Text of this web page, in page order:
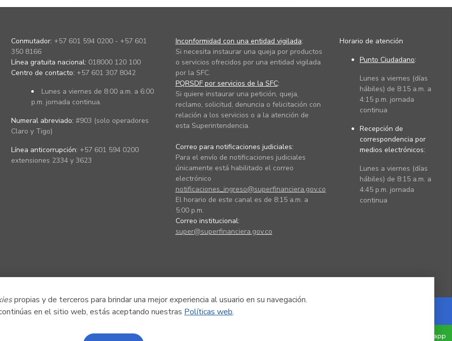
propias y de terceros para brindar una mejor experiencia al usuario en su navegación.
en el sitio web, estás aceptando nuestras Políticas web.
Conmutador: +57 601 594 0200 - +57 601
350 8166
Línea gratuita nacional: 018000 120 100
Centro de contacto: +57 601 307 8042
Lunes a viernes de 8:00 a.m. a 6:00
p.m. jornada continua.
Numeral abreviado: #903 (solo operadores
Claro y Tigo)
Línea anticorrupción: +57 601 594 0200
extensiones 2334 y 3623
Inconformidad con una entidad vigilada:
Si necesita instaurar una queja por productos
o servicios ofrecidos por una entidad vigilada
por la SFC.
PQRSDF por servicios de la SFC:
Si quiere instaurar una petición, queja,
reclamo, solicitud, denuncia o felicitación con
relación a los servicios o a la atención de
esta Superintendencia.
Correo para notificaciones judiciales:
Para el envío de notificaciones judiciales
únicamente está habilitado el correo
electrónico
notificaciones_ingreso@superfinanciera.gov.co
El horario de este canal es de 8:15 a.m. a
5:00 p.m.
Correo institucional:
super@superfinanciera.gov.co
Horario de atención
Punto Ciudadano:
Lunes a viernes (días
hábiles) de 8:15 a.m. a
4:15 p.m. jornada
continua
Recepción de
correspondencia por
medios electrónicos:
Lunes a viernes (días
hábiles) de 8:15 a.m. a
4:45 p.m. jornada
continua
Powered by Nexura